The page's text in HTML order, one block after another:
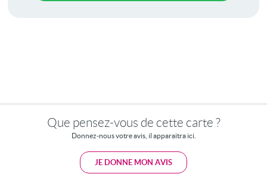
Que pensez-vous de cette carte ?
Donnez-nous votre avis, il apparaitra ici.
JE DONNE MON AVIS